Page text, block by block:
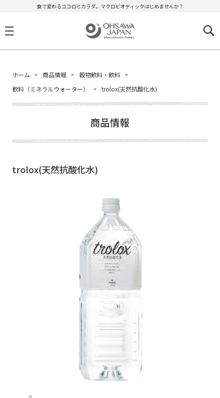
食で変わるココロとカラダ。マクロビオティックはじめませんか？
ホーム 商品情報
穀物飲料・飲料
飲料（ミネラルウォーター）
trolox(天然抗酸化水)
商品情報
trolox(天然抗酸化水)